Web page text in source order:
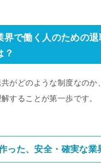
界で働く人のための
？
共がどのような制度なのか
することが第一歩です。
った、安全・確実な業